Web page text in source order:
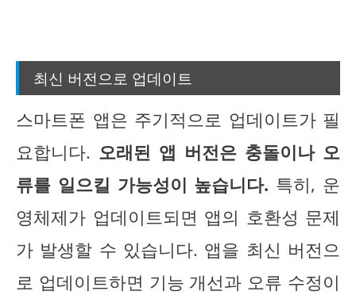
최신 버전으로 업데이트
스마트폰 앱은 주기적으로 업데이트가 필
요합니다. 오래된 앱 버전은 충돌이나 오
류를 일으킬 가능성이 높습니다. 특히, 운
영체제가 업데이트되면 앱의 호환성 문제
가 발생할 수 있습니다. 앱을 최신 버전으
로 업데이트하면 기능 개선과 오류 수정이